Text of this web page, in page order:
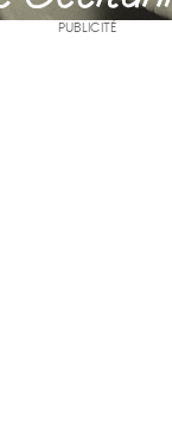
PUBLICITÉ